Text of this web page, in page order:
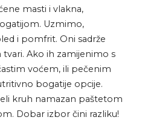
masti i vlakna,
Uzmimo,
i pomfrit. Oni sadrže
tvari. Ako ih zamijenimo s
voćem, ili pečenim
bogatije opcije.
kruh namazan paštetom
Dobar izbor čini razliku!